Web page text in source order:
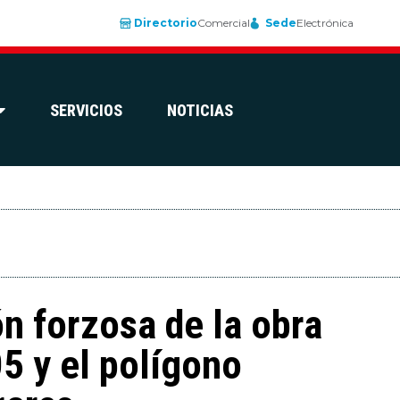
DirectorioComercial SedeElectrónica
SERVICIOS NOTICIAS
forzosa de la obra
y el polígono